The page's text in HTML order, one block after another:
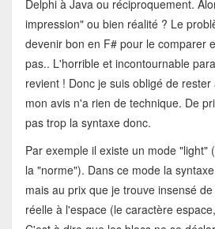
Delphi à Java ou réciproquement.
impression" ou bien réalité ? Le
devenir bon en F# pour le comparer
pas.. L'horrible et incontournable
revient ! Donc je suis obligé de
mon avis n'a rien de technique. De
pas trop la syntaxe donc.
Par exemple il existe un mode "light"
la "norme"). Dans ce mode la
mais au prix que je trouve insensé
réelle à l'espace (le caractère